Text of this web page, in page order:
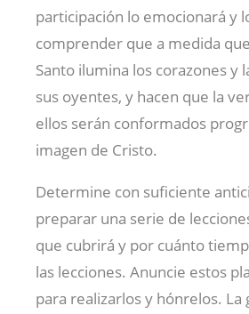
participación lo emocionará y
comprender que a medida
Santo ilumina los corazones y
sus oyentes, y hacen que la
ellos serán conformados
imagen de Cristo.
Determine con suficiente
preparar una serie de
que cubrirá y por cuánto
las lecciones. Anuncie estos
para realizarlos y hónrelos. La